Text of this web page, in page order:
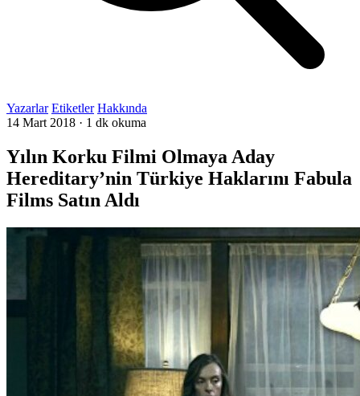
Yazarlar Etiketler Hakkında
14 Mart 2018 · 1 dk okuma
Yılın Korku Filmi Olmaya Aday
Hereditary’nin Türkiye Haklarını Fabula
Films Satın Aldı